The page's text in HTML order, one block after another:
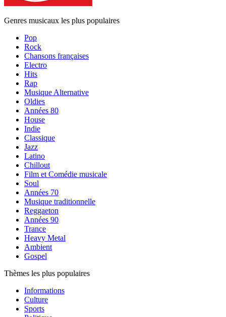
Genres musicaux les plus populaires
Pop
Rock
Chansons françaises
Electro
Hits
Rap
Musique Alternative
Oldies
Années 80
House
Indie
Classique
Jazz
Latino
Chillout
Film et Comédie musicale
Soul
Années 70
Musique traditionnelle
Reggaeton
Années 90
Trance
Heavy Metal
Ambient
Gospel
Thèmes les plus populaires
Informations
Culture
Sports